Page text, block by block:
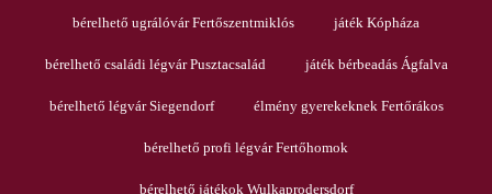
bérelhető ugrálóvár Fertőszentmiklós játék Kópháza
bérelhető családi légvár Pusztacsalád játék bérbeadás Ágfalva
bérelhető légvár Siegendorf élmény gyerekeknek Fertőrákos
bérelhető profi légvár Fertőhomok
bérelhető játékok Wulkaprodersdorf